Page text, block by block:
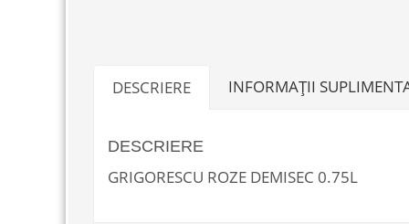
DESCRIERE INFORMAȚII
DESCRIERE
GRIGORESCU ROZE DEMISEC 0.75L